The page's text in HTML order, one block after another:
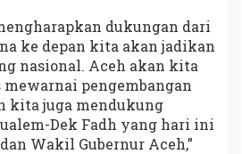
dukungan dari
ke depan kita akan jadikan
nasional. Aceh akan kita
pengembangan
kita juga mendukung
Dek Fadh yang hari ini
Wakil Gubernur Aceh,”